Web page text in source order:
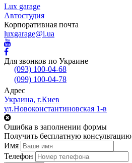
Lux garage
Автостудия
Корпоративная почта
luxgarage@i.ua
Для звонков по Украине
(093) 100-04-68
(099) 100-04-78
Адрес
Украина, г.Киев
ул.Новоконстантиновская 1-в
Ошибка в заполнении формы
Получить бесплатную консультацию
Имя
Телефон